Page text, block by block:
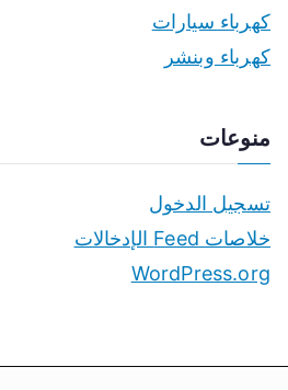
كهرباء سيارات
كهرباء وبنشر
منوعات
تسجيل الدخول
خلاصات Feed الإدخالات
WordPress.org